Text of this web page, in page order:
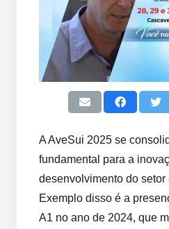
A AveSui 2025 se
fundamental para a
desenvolvimento do setor
Exemplo disso é a
A1 no ano de 2024, que